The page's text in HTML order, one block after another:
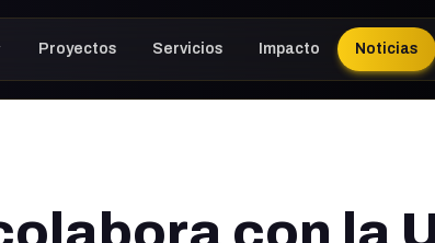
Proyectos Servicios Impacto Noticias